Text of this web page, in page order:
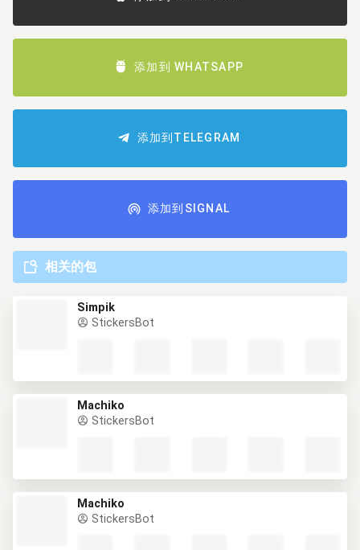
添加到 WHATSAPP
添加到TELEGRAM
添加到SIGNAL
相关的包
Simpik
StickersBot
Machiko
StickersBot
Machiko
StickersBot